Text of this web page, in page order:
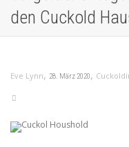
den Cuckold
Eve Lynn, 28. März 2020,